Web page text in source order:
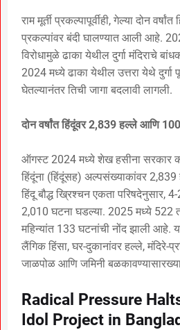
राम मूर्ती प्रकल्पापूर्वीही, गेल्या दोन
प्रकल्पांवर बंदी घालण्यात आली आहे.
विरोधामुळे ढाका येथील दुर्गा मंदिराचे
2024 मध्ये ढाका येथील उत्तरा येथे दुर्गा
घेतल्यानंतर तिची जागा बदलावी लागली.
दोन वर्षांत हिंदूंवर 2,839 हल्ले आणि
ऑगस्ट 2024 मध्ये शेख हसीना सरकार
हिंदूंना (हिंदूंसह) अल्पसंख्याकांवर
हिंदू बौद्ध ख्रिश्चन एकता परिषदेनुसार,
2,010 घटना घडल्या. 2025 मध्ये 522
महिन्यांत 133 घटनांची नोंद झाली आहे.
लैंगिक हिंसा, घर-दुकानांवर हल्ले, मंदिरे-
जाळपोळ आणि जमिनी
Radical Pressure
Idol Project in